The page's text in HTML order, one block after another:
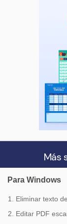
Más
Para Windows
1. Eliminar texto
2. Editar PDF